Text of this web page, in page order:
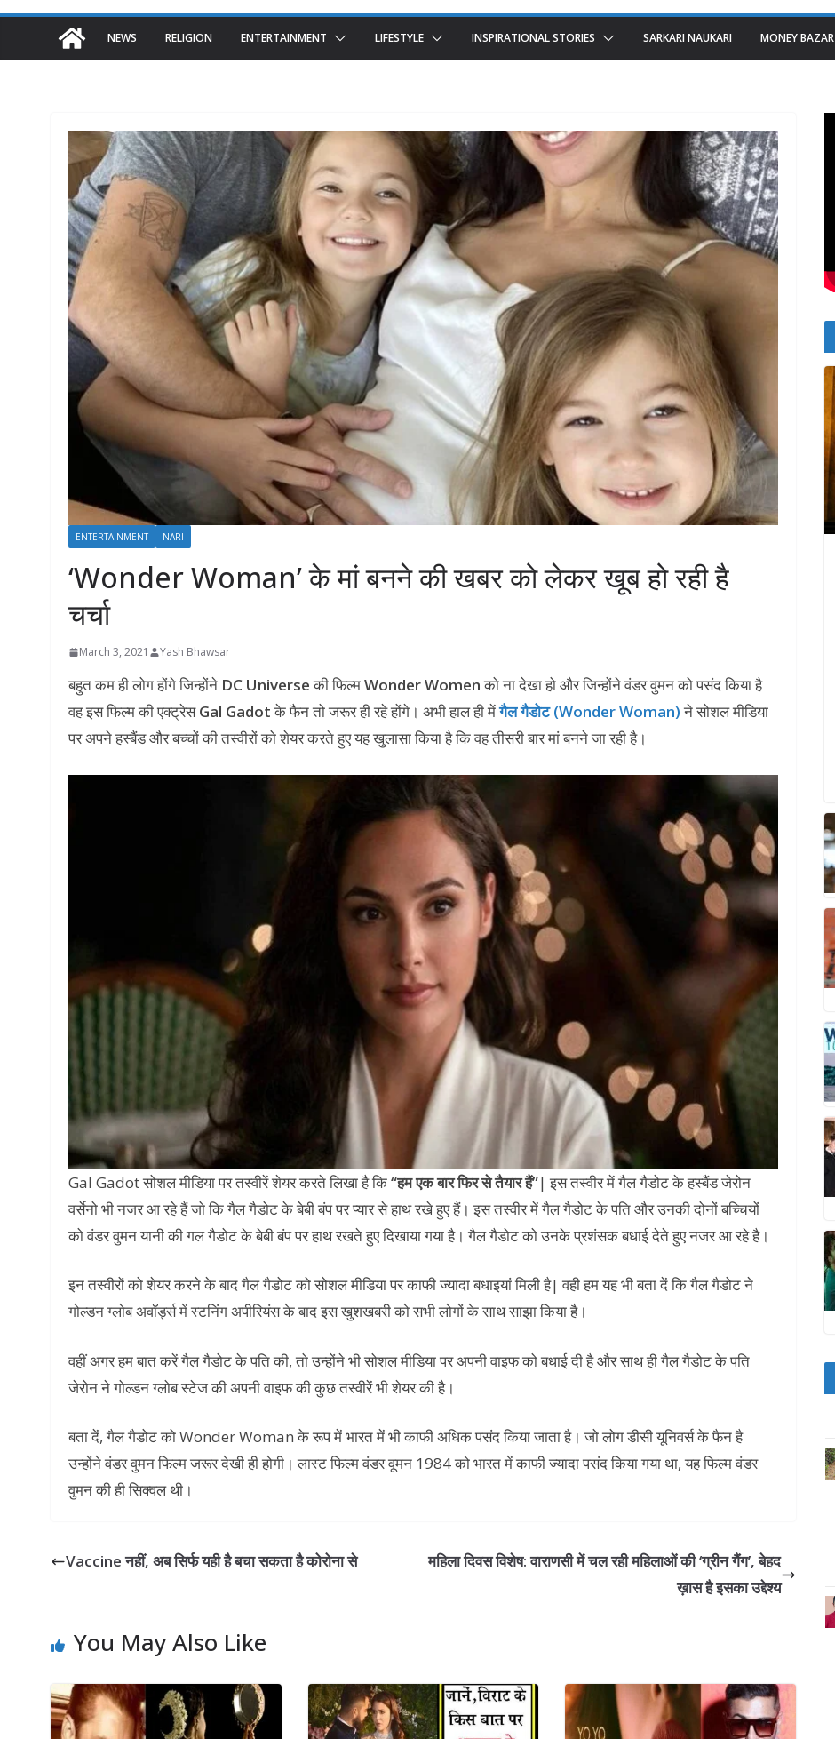
NEWS RELIGION ENTERTAINMENT LIFESTYLE INSPIRATIONAL STORIES SARKARI NAUKARI MONEY BAZAR
ENTERTAINMENT NARI
‘Wonder Woman’ के मां बनने की खबर को लेकर खूब हो रही है
चर्चा
March 3, 2021 Yash Bhawsar
बहुत कम ही लोग होंगे जिन्होंने DC Universeकी फिल्मWonder Womenको ना देखा हो और जिन्होंने वंडर वुमन को पसंद किया है
वह इस फिल्म की एक्ट्रेसGal Gadotके फैन तो जरूर ही रहे होंगे। अभी हाल ही मेंगैल गैडोट (Wonder Woman)ने सोशल मीडिया
पर अपने हस्बैंड और बच्चों की तस्वीरों को शेयर करते हुए यह खुलासा किया है कि वह तीसरी बार मां बनने जा रही है।
Gal Gadot सोशल मीडिया पर तस्वीरें शेयर करते लिखा है कि“हम एक बार फिर से तैयार हैं”| इस तस्वीर में गैल गैडोट के हस्बैंड जेरोन
वर्सेनो भी नजर आ रहे हैं जो कि गैल गैडोट के बेबी बंप पर प्यार से हाथ रखे हुए हैं। इस तस्वीर में गैल गैडोट के पति और उनकी दोनों बच्चियों
को वंडर वुमन यानी की गल गैडोट के बेबी बंप पर हाथ रखते हुए दिखाया गया है। गैल गैडोट को उनके प्रशंसक बधाई देते हुए नजर आ रहे है।
इन तस्वीरों को शेयर करने के बाद गैल गैडोट को सोशल मीडिया पर काफी ज्यादा बधाइयां मिली है| वही हम यह भी बता दें कि गैल गैडोट ने
गोल्डन ग्लोब अवॉर्ड्स में स्टनिंग अपीरियंस के बाद इस खुशखबरी को सभी लोगों के साथ साझा किया है।
वहीं अगर हम बात करें गैल गैडोट के पति की, तो उन्होंने भी सोशल मीडिया पर अपनी वाइफ को बधाई दी है और साथ ही गैल गैडोट के पति
जेरोन ने गोल्डन ग्लोब स्टेज की अपनी वाइफ की कुछ तस्वीरें भी शेयर की है।
बता दें, गैल गैडोट को Wonder Woman के रूप में भारत में भी काफी अधिक पसंद किया जाता है। जो लोग डीसी यूनिवर्स के फैन है
उन्होंने वंडर वुमन फिल्म जरूर देखी ही होगी। लास्ट फिल्म वंडर वूमन 1984 को भारत में काफी ज्यादा पसंद किया गया था, यह फिल्म वंडर
वुमन की ही सिक्वल थी।
Vaccine नहीं, अब सिर्फ यही है बचा सकता है कोरोना से
महिला दिवस विशेष: वाराणसी में चल रही महिलाओं की ‘ग्रीन गैंग’, बेहद
ख़ास है इसका उद्देश्य
You May Also Like